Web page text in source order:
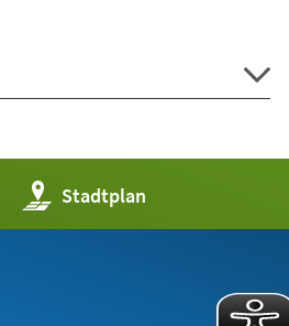
Stadtplan
(Öffnet
in
einem